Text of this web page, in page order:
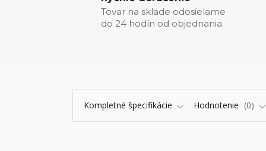
Tovar na sklade odosielame
do 24 hodín od objednania.
Kompletné špecifikácie Hodnotenie 0